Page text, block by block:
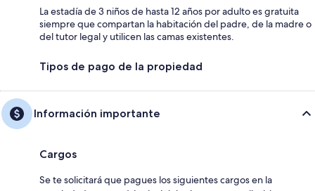
La estadía de 3 niños de hasta 12 años por adulto es gratuita
siempre que compartan la habitación del padre, de la madre o
del tutor legal y utilicen las camas existentes.
Tipos de pago de la propiedad
Información importante
Cargos
Se te solicitará que pagues los siguientes cargos en la